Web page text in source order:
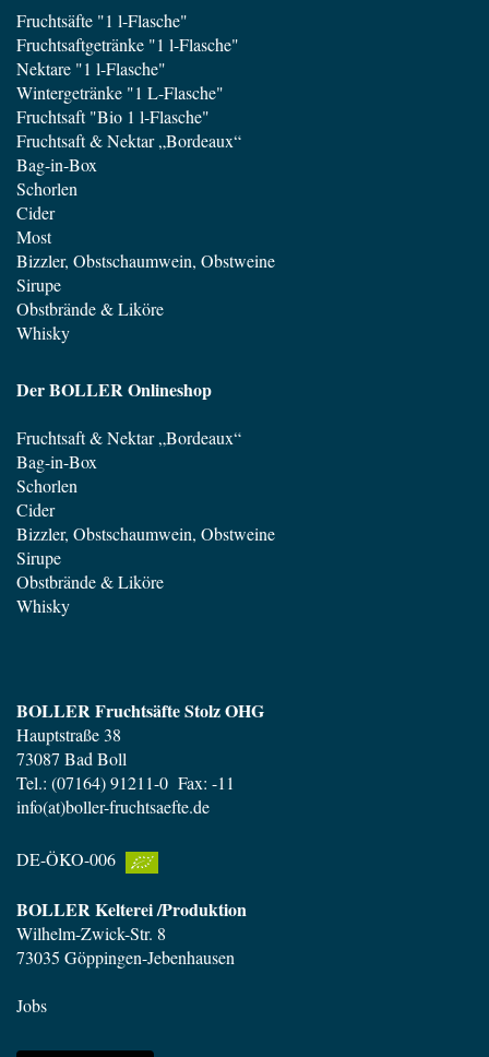
Fruchtsäfte "1 l-Flasche"
Fruchtsaftgetränke "1 l-Flasche"
Nektare "1 l-Flasche"
Wintergetränke "1 L-Flasche"
Fruchtsaft "Bio 1 l-Flasche"
Fruchtsaft & Nektar „Bordeaux“
Bag-in-Box
Schorlen
Cider
Most
Bizzler, Obstschaumwein, Obstweine
Sirupe
Obstbrände & Liköre
Whisky
Der BOLLER Onlineshop
Fruchtsaft & Nektar „Bordeaux“
Bag-in-Box
Schorlen
Cider
Bizzler, Obstschaumwein, Obstweine
Sirupe
Obstbrände & Liköre
Whisky
BOLLER Fruchtsäfte Stolz OHG
Hauptstraße 38
73087 Bad Boll
Tel.: (07164) 91211-0 Fax: -11
info(at)boller-fruchtsaefte.de
DE-ÖKO-006
BOLLER Kelterei /Produktion
Wilhelm-Zwick-Str. 8
73035 Göppingen-Jebenhausen
Jobs